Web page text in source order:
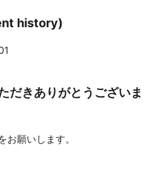
history)
だきありがとうございま
願いします。